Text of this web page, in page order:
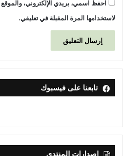
د
ن
احفظ اسمي، بريدي الإلكتروني،
لاستخدامها المرة المقبلة في تعليقي.
تابعنا على فيسبوك
إصدارات المنتدى